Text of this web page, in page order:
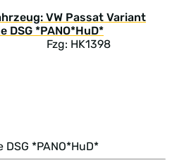
Fzg: HK1398
DSG *PANO*HuD*